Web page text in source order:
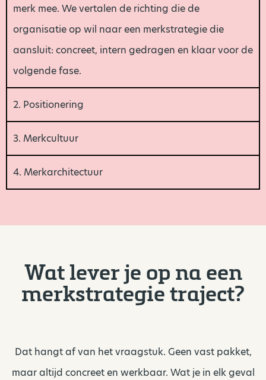
merk mee. We vertalen de richting die de
organisatie op wil naar een merkstrategie die
aansluit: concreet, intern gedragen en klaar voor de
volgende fase.
2. Positionering
3. Merkcultuur
4. Merkarchitectuur
Wat lever je op na een
merkstrategie traject?
Dat hangt af van het vraagstuk. Geen vast pakket,
maar altijd concreet en werkbaar. Wat je in elk geval